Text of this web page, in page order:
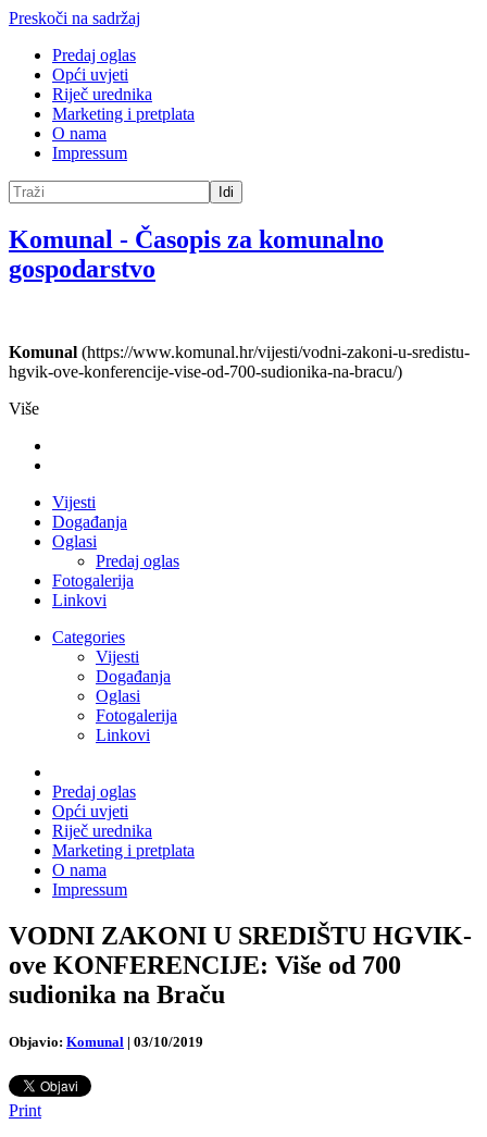
Preskoči na sadržaj
Predaj oglas
Opći uvjeti
Riječ urednika
Marketing i pretplata
O nama
Impressum
Idi
Komunal - Časopis za komunalno
gospodarstvo
Komunal (https://www.komunal.hr/vijesti/vodni-zakoni-u-sredistu-
hgvik-ove-konferencije-vise-od-700-sudionika-na-bracu/)
Više
Vijesti
Događanja
Oglasi
Predaj oglas
Fotogalerija
Linkovi
Categories
Vijesti
Događanja
Oglasi
Fotogalerija
Linkovi
Predaj oglas
Opći uvjeti
Riječ urednika
Marketing i pretplata
O nama
Impressum
VODNI ZAKONI U SREDIŠTU HGVIK-
ove KONFERENCIJE: Više od 700
sudionika na Braču
Objavio: Komunal | 03/10/2019
Print